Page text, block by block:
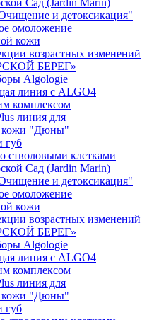
Сад (Jardin Marin)
и детоксикация"
омоложение
кожи
возрастных изменений
БЕРЕГ»
Algologie
линия с ALGO4
комплексом
линия для
кожи "Дюны"
губ
стволовыми клетками
Сад (Jardin Marin)
и детоксикация"
омоложение
кожи
возрастных изменений
БЕРЕГ»
Algologie
линия с ALGO4
комплексом
линия для
кожи "Дюны"
губ